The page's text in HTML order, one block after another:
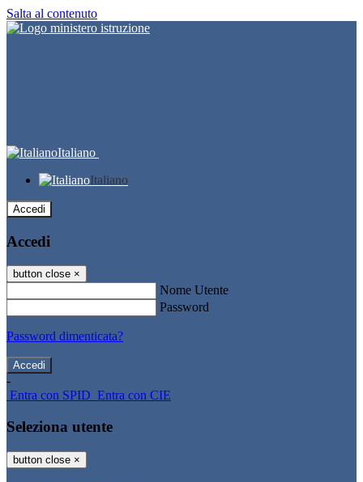
Salta al contenuto
Italiano
Italiano
Accedi
Accedi
button close ×
Nome Utente
Password
Password dimenticata?
-
Entra con SPID Entra con CIE
Seleziona utente
button close ×